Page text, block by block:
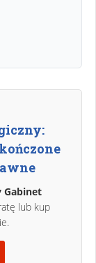
Gabinet
lub kup